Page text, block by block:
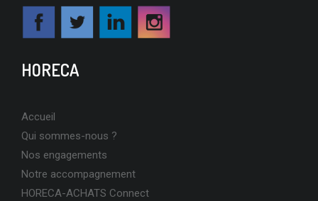
HORECA
Accueil
Qui sommes-nous ?
Nos engagements
Notre accompagnement
HORECA-ACHATS Connect